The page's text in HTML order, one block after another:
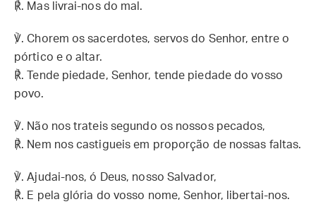
℟. Mas livrai-nos do mal.
℣. Chorem os sacerdotes, servos do Senhor, entre o
pórtico e o altar.
℟. Tende piedade, Senhor, tende piedade do vosso
povo.
℣. Não nos trateis segundo os nossos pecados,
℟. Nem nos castigueis em proporção de nossas faltas.
℣. Ajudai-nos, ó Deus, nosso Salvador,
℟. E pela glória do vosso nome, Senhor, libertai-nos.